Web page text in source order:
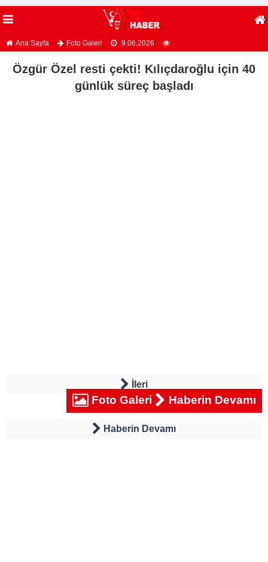
Ana Sayfa Foto Galeri 9.06.2026
Özgür Özel resti çekti! Kılıçdaroğlu için 40
günlük süreç başladı
İleri
Foto Galeri Haberin Devamı
Haberin Devamı